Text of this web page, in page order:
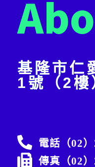
基隆市仁
1號（2樓
電話（02
傳真（02